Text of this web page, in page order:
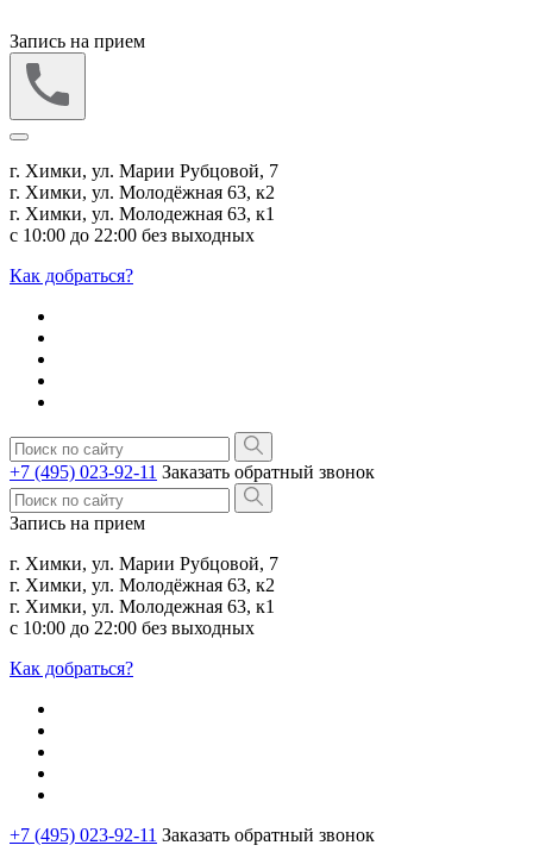
Запись на прием
г. Химки, ул. Марии Рубцовой, 7
г. Химки, ул. Молодёжная 63, к2
г. Химки, ул. Молодежная 63, к1
с 10:00 до 22:00 без выходных
Как добраться?
+7 (495) 023-92-11 Заказать обратный звонок
Запись на прием
г. Химки, ул. Марии Рубцовой, 7
г. Химки, ул. Молодёжная 63, к2
г. Химки, ул. Молодежная 63, к1
с 10:00 до 22:00 без выходных
Как добраться?
+7 (495) 023-92-11 Заказать обратный звонок